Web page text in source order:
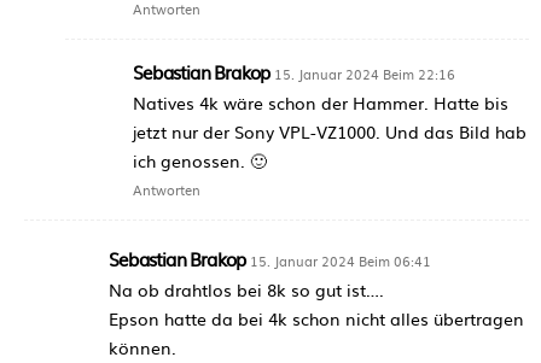
Antworten
Sebastian Brakop 15. Januar 2024 Beim 22:16
Natives 4k wäre schon der Hammer. Hatte bis
jetzt nur der Sony VPL-VZ1000. Und das Bild hab
ich genossen. 🙂
Antworten
Sebastian Brakop 15. Januar 2024 Beim 06:41
Na ob drahtlos bei 8k so gut ist….
Epson hatte da bei 4k schon nicht alles übertragen
können.